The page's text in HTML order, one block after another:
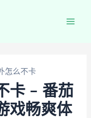
怎么不卡
卡 – 番茄
戏畅爽体